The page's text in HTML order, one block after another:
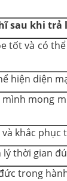
sau khi trả
tốt và có
hiện diện
mong
khắc
thời gian
trong